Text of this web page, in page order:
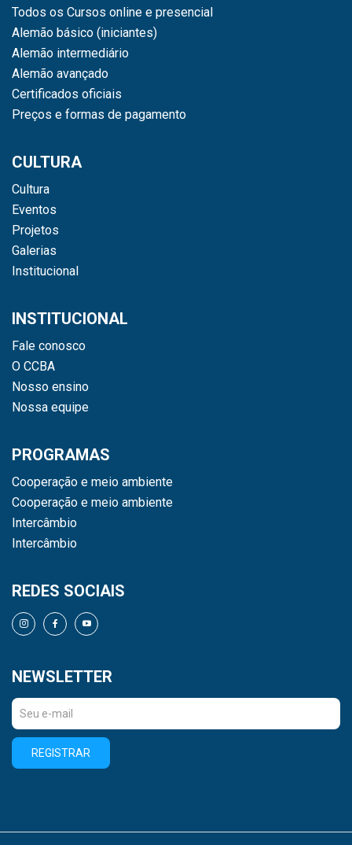
Todos os Cursos online e presencial
Alemão básico (iniciantes)
Alemão intermediário
Alemão avançado
Certificados oficiais
Preços e formas de pagamento
CULTURA
Cultura
Eventos
Projetos
Galerias
Institucional
INSTITUCIONAL
Fale conosco
O CCBA
Nosso ensino
Nossa equipe
PROGRAMAS
Cooperação e meio ambiente
Cooperação e meio ambiente
Intercâmbio
Intercâmbio
REDES SOCIAIS
NEWSLETTER
REGISTRAR